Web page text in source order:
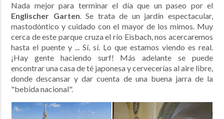
Nada mejor para terminar el día que un paseo por el
Englischer Garten. Se trata de un jardín espectacular,
mastodóntico y cuidado con el mayor de los mimos. Muy
cerca de este parque cruza el río Eisbach, nos acercaremos
hasta el puente y ... Sí, sí. Lo que estamos viendo es real.
¡Hay gente haciendo surf! Más adelante se puede
encontrar una casa de té japonesa y cervecerías al aire libre,
donde descansar y dar cuenta de una buena jarra de la
"bebida nacional".